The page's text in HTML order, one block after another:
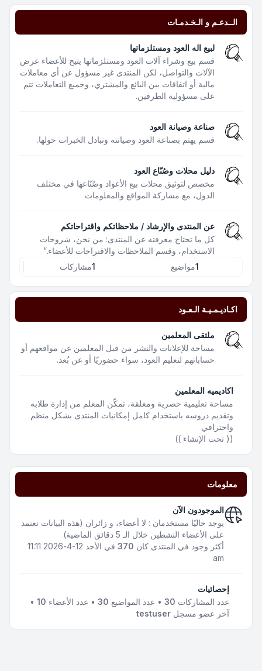
الــدعـم و الـخـدمـات
لبيع اله العود ومستلزماتها
قسم بيع وشراء آلات العود ومستلزماتها يتيح للأعضاء عرض
الآلات والتواصل، لكن المنتدى غير مسؤول عن أي معاملات
مالية أو اتفاقات بين البائع والمشتري، وجميع التعاملات تتم
على مسؤولية الطرفين.
صناعة وصيانة العود
قسم يهتم بصناعة العود وصيانته وتبادل الخبرات حولها.
دليل محلات وصُنّاع العود
مخصص لتوثيق محلات بيع الأعواد وصُنّاعها في مختلف
الدول، مع مشاركة المواقع والمعلومات
عن المنتدى والإرشاد / ملاحظاتكم واقتراحاتكم
كل ما تحتاج معرفته عن المنتدى: من نحن، شروحات
الاستخدام، وقسم الملاحظات والاقتراحات للأعضاء.”
1مواضيع 1مشاركات
اكـاديـمـيـة الـعـود
ملتقى المعلمين
مساحة للإعلانات والنشر من قبل المعلمين عن مواقعهم أو
حساباتهم لتعليم العود، سواء حضوريًا أو عن بُعد.
اكاديميه المعلمين
مساحة تعليمية حصرية ومغلقة، تمكّن المعلم من إدارة طلابه
وتقديم دروسه باستخدام كامل إمكانيات المنتدى بشكل منظم
واحترافي
(( تحت الإنشاء ))
معلومات
الموجودون الآن
يوجد حاليًا مستخدمان : لا أعضاء، و زائران (هذه البيانات تعتمد
على الأعضاء النشطين خلال الـ 5 دقائق الماضية)
أكثر وجود في المنتدى كان 370
في الأحد 12-4-2026 11:11
am
إحصائيات
عدد المشاركات 30• عدد المواضيع 30• عدد الأعضاء 10
•
آخر عضو مسجل testuser